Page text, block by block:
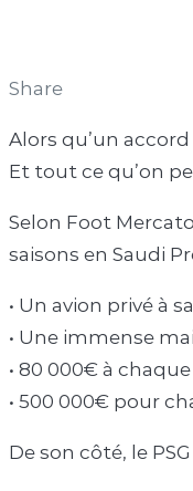
Share
Alors qu’un
Et tout ce qu’on
Selon Foot
saisons en Saudi
• Un avion privé à
• Une immense
• 80 000€ à
• 500 000€ pour
De son côté, le